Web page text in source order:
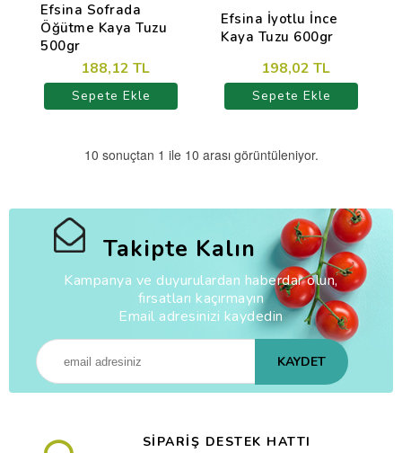
Efsina Sofrada
Öğütme Kaya Tuzu
500gr
188,12 TL
Sepete Ekle
Efsina İyotlu İnce
Kaya Tuzu 600gr
198,02 TL
Sepete Ekle
10 sonuçtan 1 ile 10 arası görüntüleniyor.
Takipte Kalın
Kampanya ve duyurulardan haberdar olun,
fırsatları kaçırmayın
Email adresinizi kaydedin
KAYDET
SİPARİŞ DESTEK HATTI